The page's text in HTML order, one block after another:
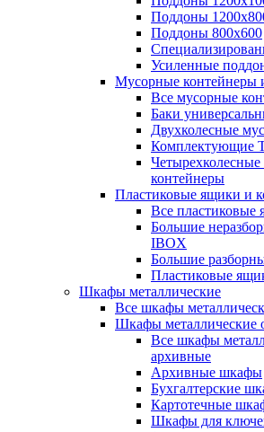
Поддоны
Поддоны 800х600
Усиленные
Мусорные контейнеры
Все мусорные
Баки
Двухколесные
Комплектующие
контейнеры
Пластиковые ящики и
Все пластиковые
Большие
IBOX
Большие
Пластиковые
Шкафы металлические
Все шкафы
Шкафы металлические
Все шкафы
архивные
Архивные шкафы
Бухгалтерские
Картотечные
Шкафы для